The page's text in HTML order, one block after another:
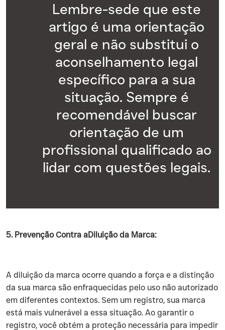
Lembre-sede que este
artigo é uma orientação
geral e não substitui o
aconselhamento legal
específico para a sua
situação. Sempre é
recomendável buscar
orientação de um
profissional qualificado ao
lidar com questões legais.
5. Prevenção Contra aDiluição da Marca:
‍A diluição da marca ocorre quando a força e a distinção
da sua marca são enfraquecidas pelo uso não autorizado
em diferentes contextos. Sem um registro, sua marca
está mais vulnerável a essa situação. Ao garantir o
registro, você obtém a proteção necessária para impedir